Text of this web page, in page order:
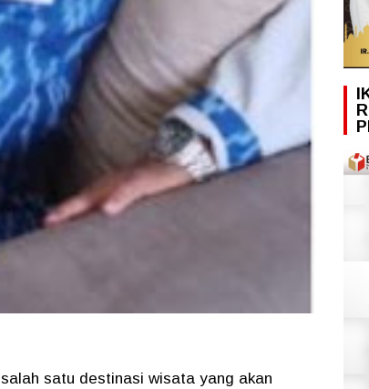
satu destinasi wisata yang akan